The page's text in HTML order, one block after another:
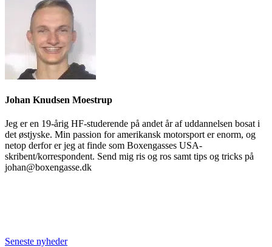
Johan Knudsen Moestrup
Jeg er en 19-årig HF-studerende på andet år af uddannelsen bosat i
det østjyske. Min passion for amerikansk motorsport er enorm, og
netop derfor er jeg at finde som Boxengasses USA-
skribent/korrespondent. Send mig ris og ros samt tips og tricks på
johan@boxengasse.dk
Seneste nyheder